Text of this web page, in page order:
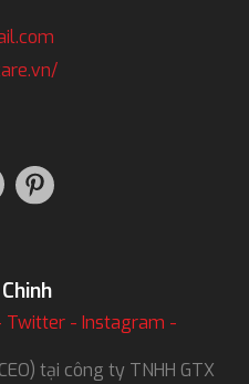
Twitter - Instagram -
tại công ty TNHH GTX